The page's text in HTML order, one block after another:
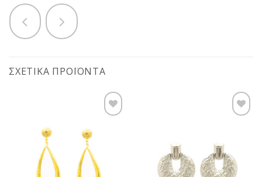
ΣΧΕΤΙΚΆ ΠΡΟΪΌΝΤΑ
Προσθήκη
wishlist
wishlist